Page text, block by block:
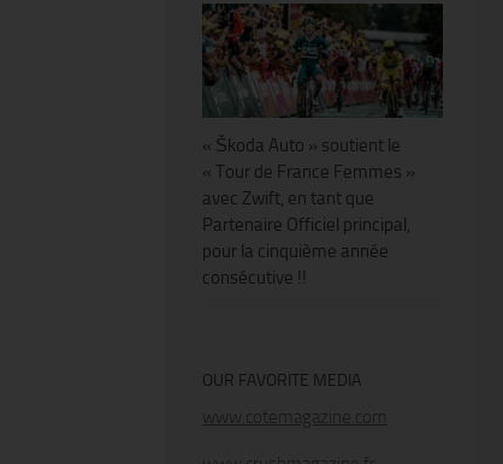
« Škoda Auto » soutient le
« Tour de France Femmes »
avec Zwift, en tant que
Partenaire Officiel principal,
pour la cinquième année
consécutive !!
OUR FAVORITE MEDIA
www.cotemagazine.com